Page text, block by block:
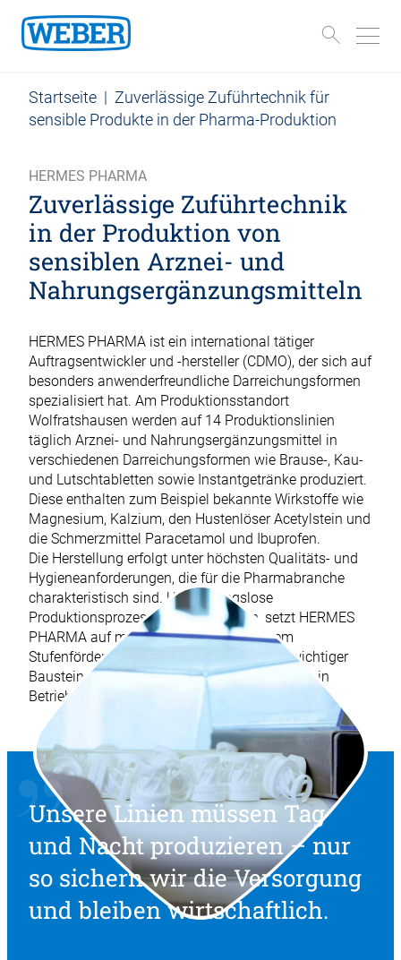
Startseite | Zuverlässige Zuführtechnik für
sensible Produkte in der Pharma-Produktion
HERMES PHARMA
Zuverlässige Zuführtechnik
in der Produktion von
sensiblen Arznei- und
Nahrungsergänzungsmitteln
HERMES PHARMA ist ein international tätiger
Auftragsentwickler und -hersteller (CDMO), der sich auf
besonders anwenderfreundliche Darreichungsformen
spezialisiert hat. Am Produktionsstandort
Wolfratshausen werden auf 14 Produktionslinien
täglich Arznei- und Nahrungsergänzungsmittel in
verschiedenen Darreichungsformen wie Brause-, Kau-
und Lutschtabletten sowie Instantgetränke produziert.
Diese enthalten zum Beispiel bekannte Wirkstoffe wie
Magnesium, Kalzium, den Hustenlöser Acetylstein und
die Schmerzmittel Paracetamol und Ibuprofen.
Die Herstellung erfolgt unter höchsten Qualitäts- und
Hygieneanforderungen, die für die Pharmabranche
charakteristisch sind. Um reibungslose
Produktionsprozesse sicherzustellen, setzt HERMES
PHARMA auf modernste Technik. Mit dem
Stufenförderer ZEE von WEBER wurde ein wichtiger
Baustein zur Optimierung der Zuführprozesse in
Betrieb genommen.
Unsere Linien müssen Tag
und Nacht produzieren – nur
so sichern wir die Versorgung
und bleiben wirtschaftlich.